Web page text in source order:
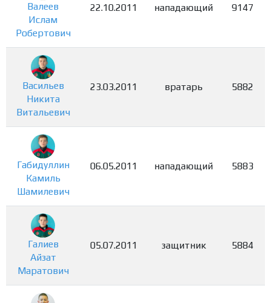
Валеев
Ислам
Робертович
22.10.2011 нападающий 9147
Васильев
Никита
Витальевич
23.03.2011 вратарь 5882
Габидуллин
Камиль
Шамилевич
06.05.2011 нападающий 5883
Галиев
Айзат
Маратович
05.07.2011 защитник 5884